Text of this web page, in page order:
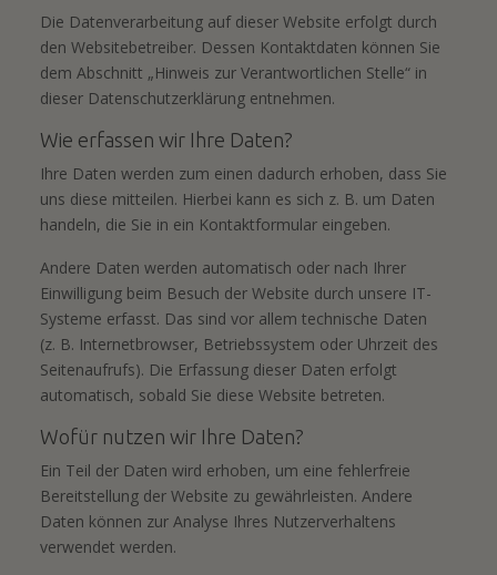
Die Datenverarbeitung auf dieser Website erfolgt durch
den Websitebetreiber. Dessen Kontaktdaten können Sie
dem Abschnitt „Hinweis zur Verantwortlichen Stelle“ in
dieser Datenschutzerklärung entnehmen.
Wie erfassen wir Ihre Daten?
Ihre Daten werden zum einen dadurch erhoben, dass Sie
uns diese mitteilen. Hierbei kann es sich z. B. um Daten
handeln, die Sie in ein Kontaktformular eingeben.
Andere Daten werden automatisch oder nach Ihrer
Einwilligung beim Besuch der Website durch unsere IT-
Systeme erfasst. Das sind vor allem technische Daten
(z. B. Internetbrowser, Betriebssystem oder Uhrzeit des
Seitenaufrufs). Die Erfassung dieser Daten erfolgt
automatisch, sobald Sie diese Website betreten.
Wofür nutzen wir Ihre Daten?
Ein Teil der Daten wird erhoben, um eine fehlerfreie
Bereitstellung der Website zu gewährleisten. Andere
Daten können zur Analyse Ihres Nutzerverhaltens
verwendet werden.